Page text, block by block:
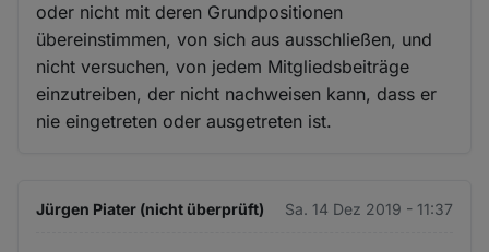
oder nicht mit deren Grundpositionen
übereinstimmen, von sich aus ausschließen, und
nicht versuchen, von jedem Mitgliedsbeiträge
einzutreiben, der nicht nachweisen kann, dass er
nie eingetreten oder ausgetreten ist.
Jürgen Piater (nicht überprüft) Sa. 14 Dez 2019 - 11:37